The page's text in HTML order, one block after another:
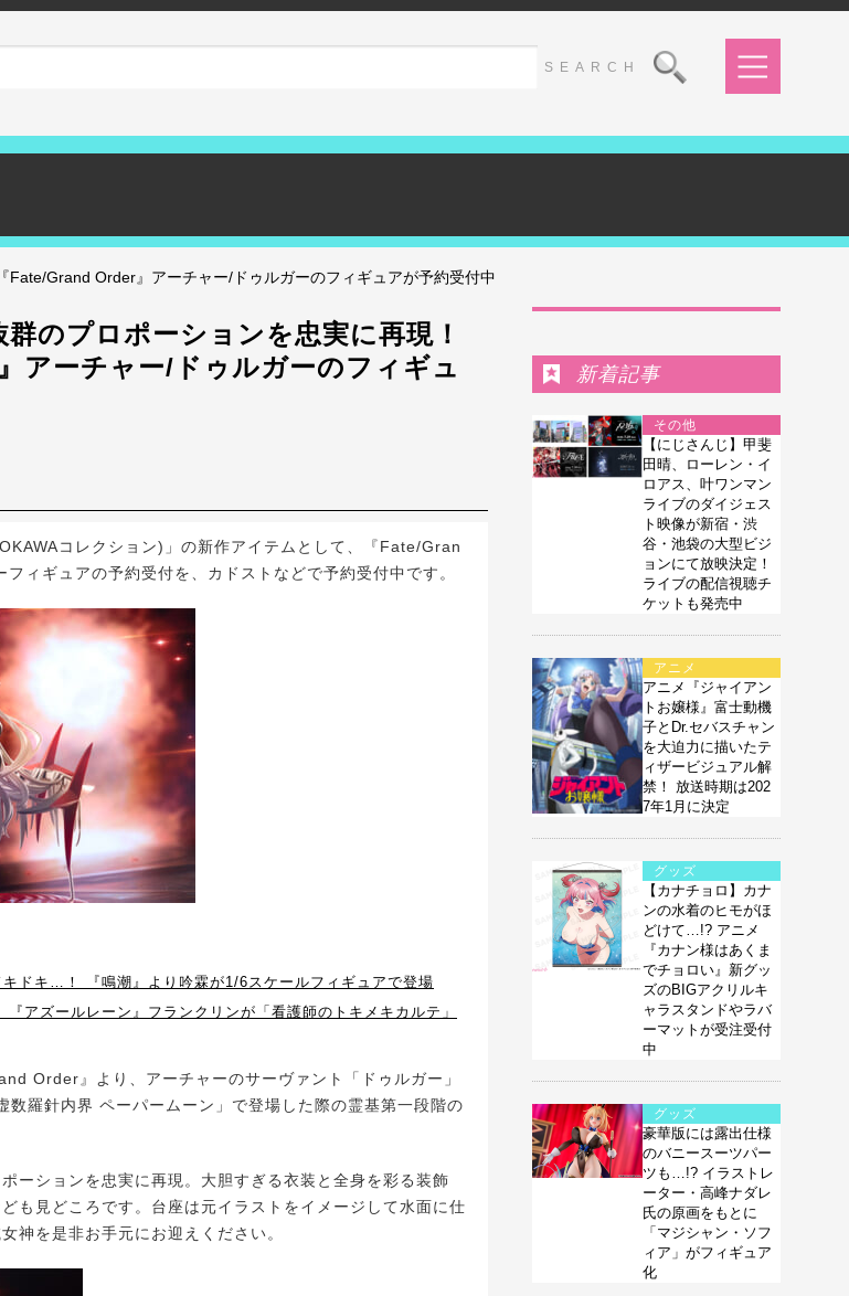
Grand Order』アーチャー/ドゥルガーのフィギュアが予約受付中
のプロポーションを忠実に再現！
アーチャー/ドゥルガーのフィギュ
コレクション)」の新作アイテムとして、『Fate/Gran
ィギュアの予約受付を、カドストなどで予約受付中です。
キドキ…！ 『鳴潮』より吟霖が1/6スケールフィギュアで登場
アズールレーン』フランクリンが「看護師のトキメキカルテ」
Order』より、アーチャーのサーヴァント「ドゥルガー」
数羅針内界 ペーパームーン」で登場した際の霊基第一段階の
ーションを忠実に再現。大胆すぎる衣装と全身を彩る装飾
も見どころです。台座は元イラストをイメージして水面に仕
神を是非お手元にお迎えください。
新着記事
その他
【にじさんじ】甲斐
田晴、ローレン・イ
ロアス、叶ワンマン
ライブのダイジェス
ト映像が新宿・渋
谷・池袋の大型ビジ
ョンにて放映決定！
ライブの配信視聴チ
ケットも発売中
アニメ
アニメ『ジャイアン
トお嬢様』富士動機
子とDr.セバスチャン
を大迫力に描いたテ
ィザービジュアル解
禁！ 放送時期は202
7年1月に決定
グッズ
【カナチョロ】カナ
ンの水着のヒモがほ
どけて…!? アニメ
『カナン様はあくま
でチョロい』新グッ
ズのBIGアクリルキ
ャラスタンドやラバ
ーマットが受注受付
中
グッズ
豪華版には露出仕様
のバニースーツパー
ツも…!? イラストレ
ーター・高峰ナダレ
氏の原画をもとに
「マジシャン・ソフ
ィア」がフィギュア
化